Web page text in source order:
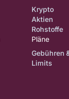
Krypto
Aktien
Rohstoffe
Pläne
Gebühren
Limits